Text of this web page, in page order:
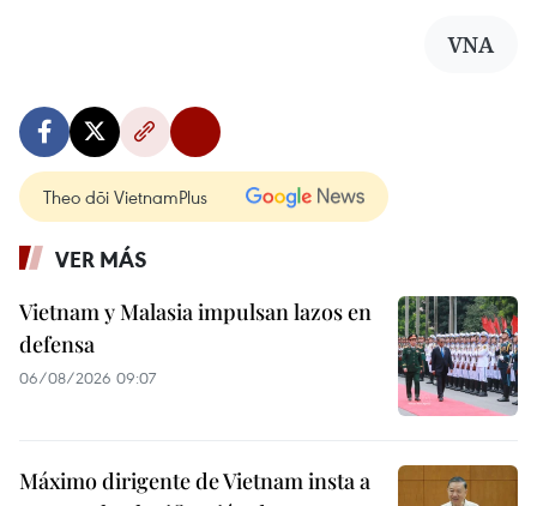
VNA
Theo dõi VietnamPlus
VER MÁS
Vietnam y Malasia impulsan lazos en
defensa
06/08/2026 09:07
Máximo dirigente de Vietnam insta a